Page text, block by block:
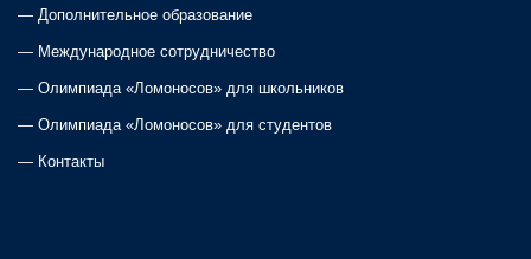
i
g
a
— Дополнительное образование
— Международное сотрудничество
— Олимпиада «Ломоносов» для школьников
— Олимпиада «Ломоносов» для студентов
— Контакты